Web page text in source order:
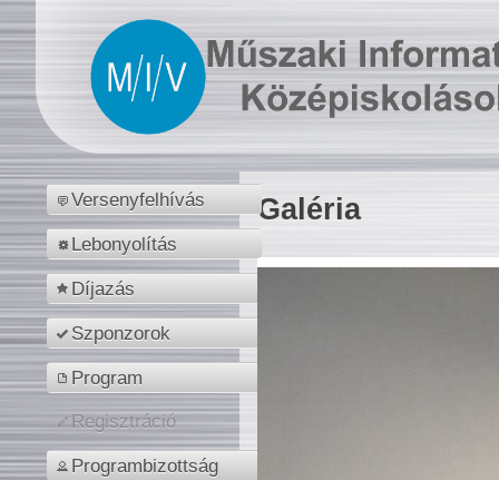
Versenyfelhívás
Lebonyolítás
Díjazás
Szponzorok
Program
Regisztráció
Programbizottság
Galéria